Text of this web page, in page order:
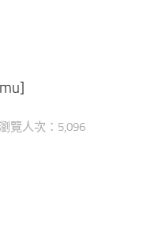
瀏覽人次：5,096